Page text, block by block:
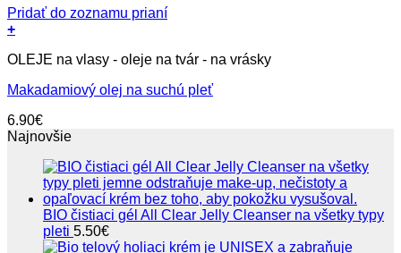
Pridať do zoznamu prianí
+
OLEJE na vlasy - oleje na tvár - na vrásky
Makadamiový olej na suchú pleť
6.90€
Najnovšie
BIO čistiaci gél All Clear Jelly Cleanser na všetky typy
pleti 5.50€